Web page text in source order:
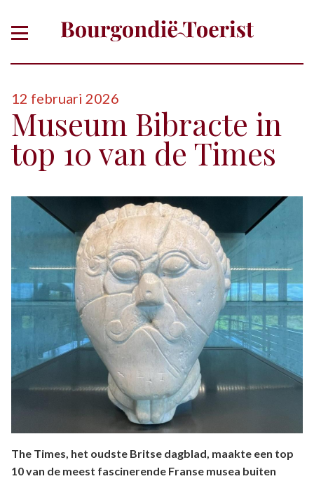
12 februari 2026
Museum Bibracte in
top 10 van de Times
The Times, het oudste Britse dagblad, maakte een top
10 van de meest fascinerende Franse musea buiten